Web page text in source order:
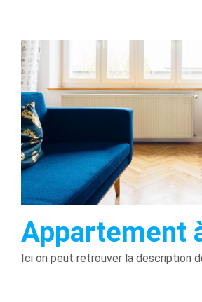
Appartement
Ici on peut retrouver la description